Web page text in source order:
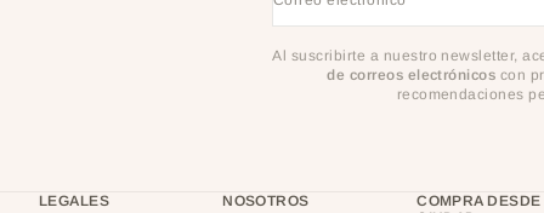
Al suscribirte a nuestro newsletter,
de correos electrónicos con
recomendaciones
LEGALES NOSOTROS
COMPRA